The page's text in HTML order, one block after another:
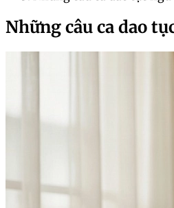
Những câu ca dao